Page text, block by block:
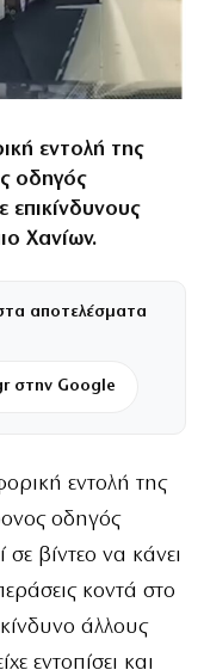
εντολή της
οδηγός
επικίνδυνους
Χανίων.
αποτελέσματα
στην Google
εντολή της
οδηγός
βίντεο να κάνει
κοντά στο
άλλους
εντοπίσει και